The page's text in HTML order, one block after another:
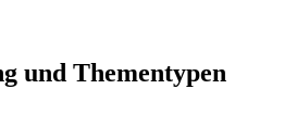
und Thementypen